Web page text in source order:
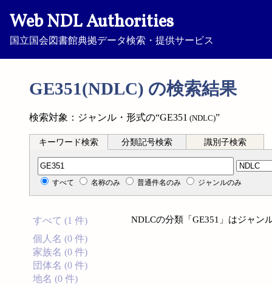
Web NDL Authorities
国立国会図書館典拠データ検索・提供サービス
GE351(NDLC) の検索結果
検索対象：ジャンル・形式の“GE351 (NDLC)”
キーワード検索 分類記号検索 識別子検索
分類記号検索
すべて 名称のみ 普通件名のみ ジャンルのみ
すべて (1 件)
個人名 (0 件)
家族名 (0 件)
団体名 (0 件)
地名 (0 件)
NDLCの分類「GE351」はジャン